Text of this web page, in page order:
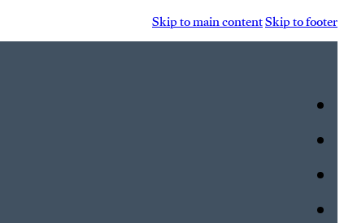
Skip to main contentSkip to footer